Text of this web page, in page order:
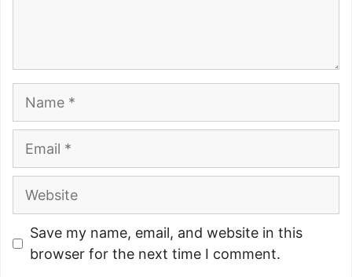
Website
Save my name, email, and website in this
browser for the next time I comment.